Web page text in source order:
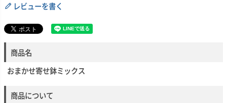
レビューを書く
商品名
おまかせ寄せ鉢ミックス
商品について